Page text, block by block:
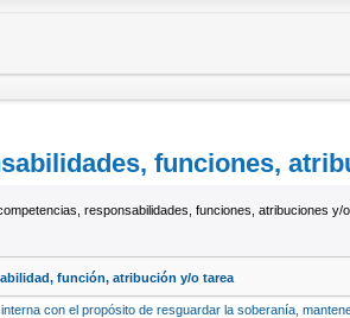
funciones,
responsabilidades, funciones, atribuciones y/
función, atribución y/o tarea
con el propósito de resguardar la soberanía,